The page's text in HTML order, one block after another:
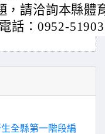
，請洽詢本縣體
話：0952-
全縣第一階段編